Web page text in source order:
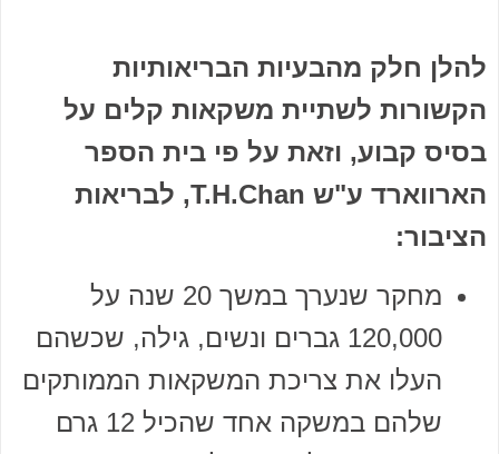
להלן חלק מהבעיות הבריאותיות
הקשורות לשתיית משקאות קלים על
בסיס קבוע, וזאת על פי בית הספר
הארווארד ע"ש T.H.Chan, לבריאות
הציבור:
מחקר שנערך במשך 20 שנה על
120,000 גברים ונשים, גילה, שכשהם
העלו את צריכת המשקאות הממותקים
שלהם במשקה אחד שהכיל 12 גרם